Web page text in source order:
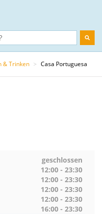
& Trinken > Casa Portuguesa
geschlossen
12:00 - 23:30
12:00 - 23:30
12:00 - 23:30
12:00 - 23:30
16:00 - 23:30